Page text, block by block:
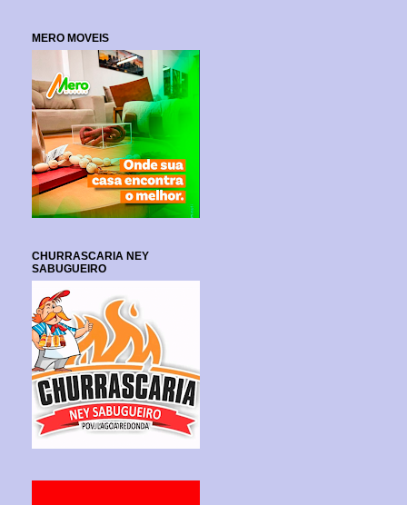
MERO MOVEIS
CHURRASCARIA NEY
SABUGUEIRO